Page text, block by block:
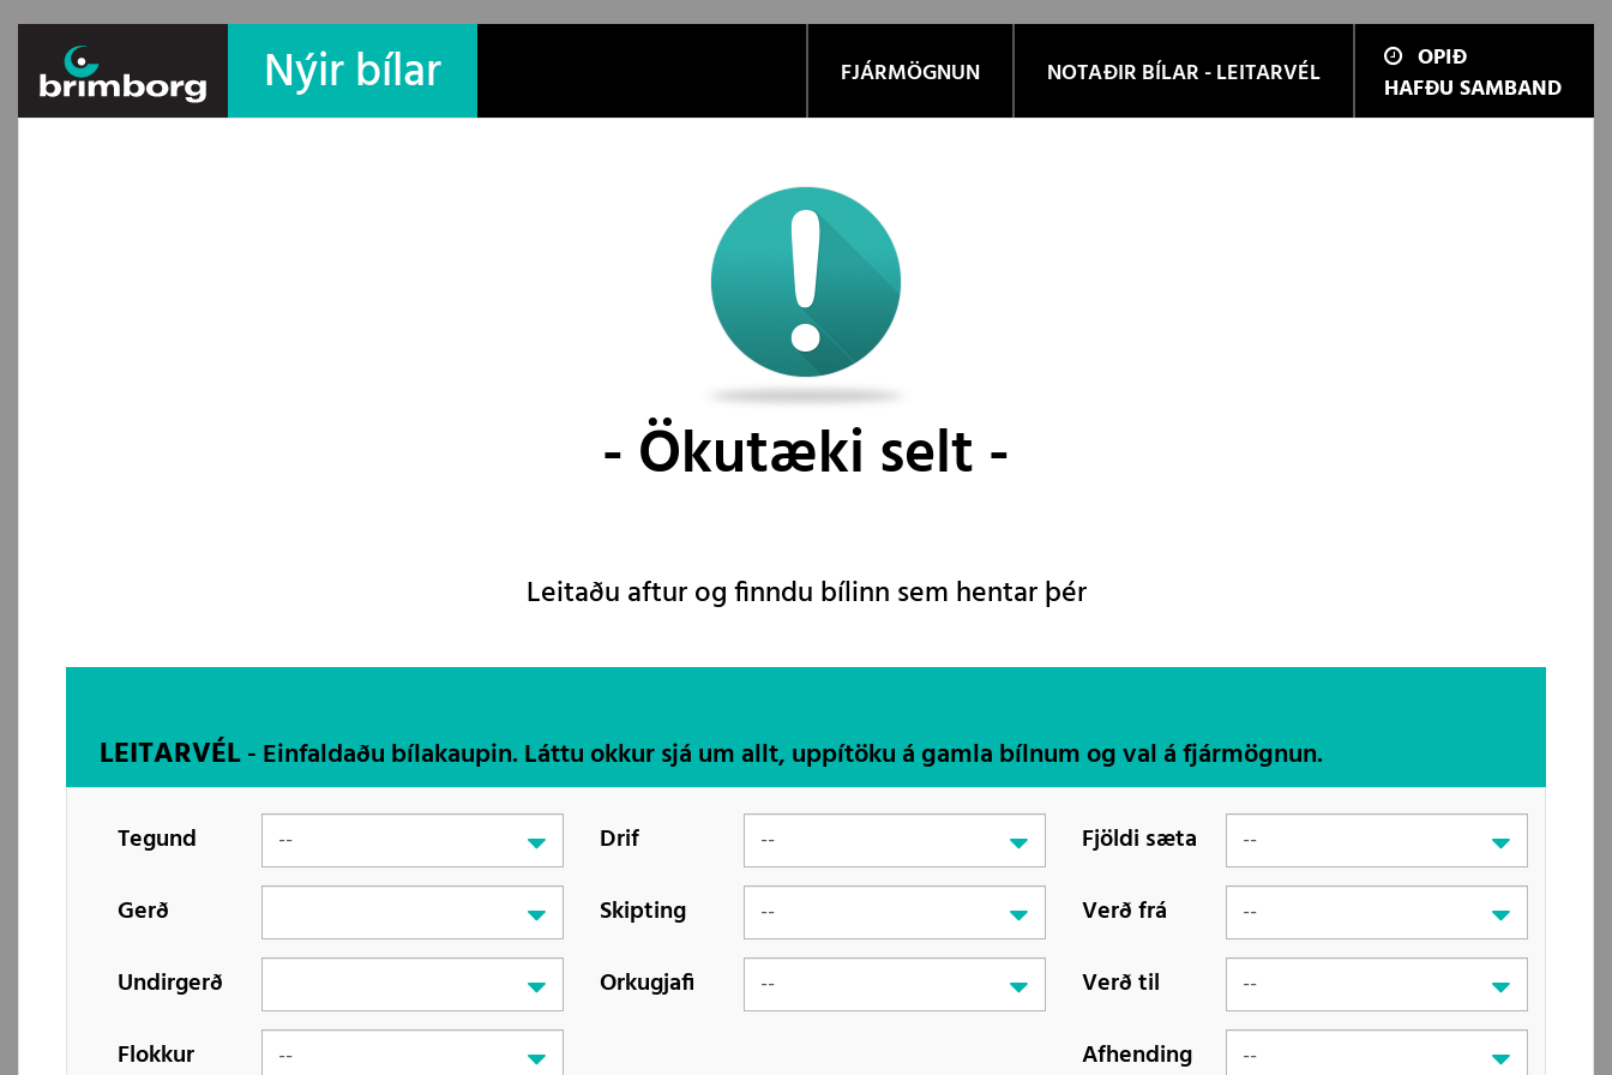
Nýir bílar FJÁRMÖGNUN NOTAÐIR BÍLAR - LEITARVÉL
OPIÐ
HAFÐU SAMBAND
Ökutæki selt
Leitaðu aftur og finndu bílinn sem hentar þér
LEITARVÉL- Einfaldaðu bílakaupin. Láttu okkur sjá um allt, uppítöku á gamla bílnum og val á fjármögnun.
Tegund
Gerð
Undirgerð
Flokkur
Drif
Skipting
Orkugjafi
Fjöldi sæta
Verð frá
Verð til
Afhending